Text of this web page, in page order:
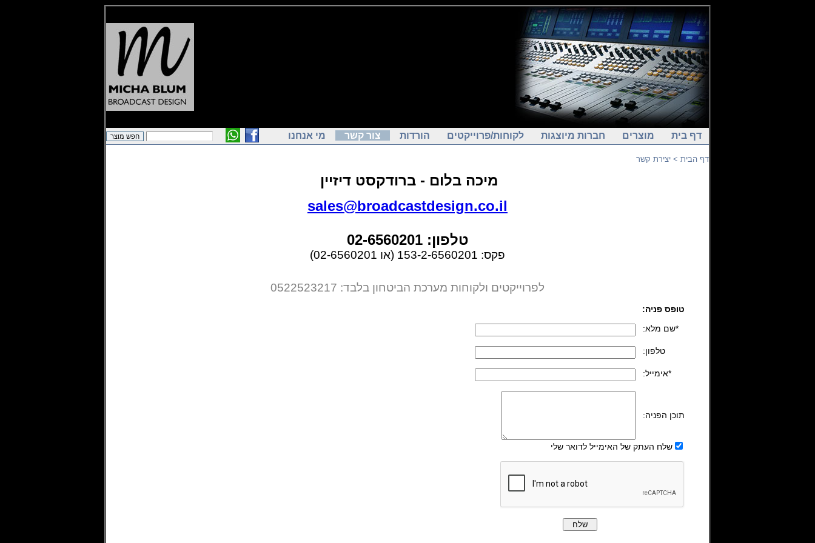
דף בית מוצרים חברות מיוצגות לקוחות/פרוייקטים הורדות צור קשר מי אנחנו
דף הבית > יצירת קשר
מיכה בלום - ברודקסט דיזיין
sales@broadcastdesign.co.il
טלפון: 02-6560201
פקס: 153-2-6560201 (או 02-6560201)
לפרוייקטים ולקוחות מערכת הביטחון בלבד: 0522523217
טופס פניה:
:שם מלא*
:טלפון
:אימייל*
:תוכן הפניה
שלח העתק של האימייל לדואר שלי